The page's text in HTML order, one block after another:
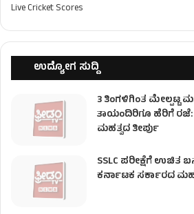
Live Cricket Scores
ಉದ್ಯೋಗ ಸುದ್ದಿ
3 ತಿಂಗಳಿಗಿಂತ ಮೇಲ್ಪಟ್ಟ
ತಾಯಂದಿರಿಗೂ ಹೆರಿಗೆ
ಮಹತ್ವದ ತೀರ್ಪು
SSLC ಪರೀಕ್ಷೆಗೆ ಉಚಿತ
ಕರ್ನಾಟಕ ಸರ್ಕಾರದ